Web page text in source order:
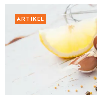
ARTIKEL